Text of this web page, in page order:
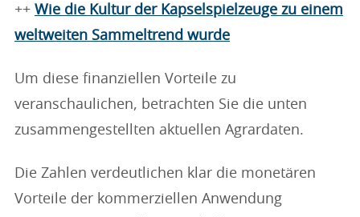
++ Wie die Kultur der Kapselspielzeuge zu einem
weltweiten Sammeltrend wurde
Um diese finanziellen Vorteile zu
veranschaulichen, betrachten Sie die unten
zusammengestellten aktuellen Agrardaten.
Die Zahlen verdeutlichen klar die monetären
Vorteile der kommerziellen Anwendung